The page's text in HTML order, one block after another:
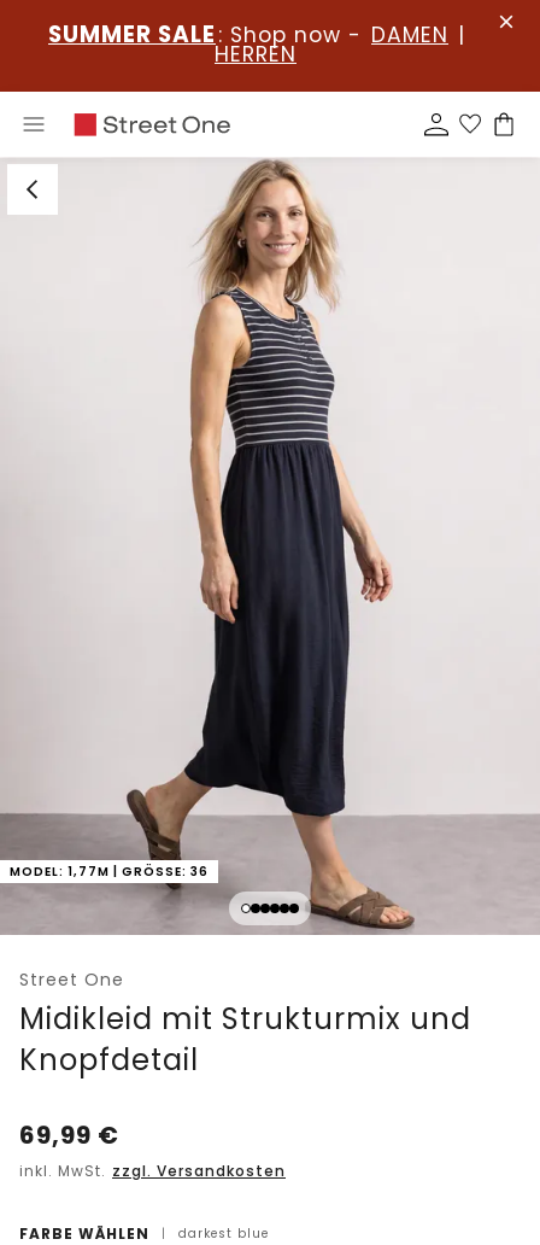
SUMMER SALE : Shop now - DAMEN |
HERREN
MODEL: 1,77M | GRÖSSE: 36
Street One
Midikleid mit Strukturmix und
Knopfdetail
69,99 €
inkl. MwSt. zzgl. Versandkosten
FARBE WÄHLEN | darkest blue